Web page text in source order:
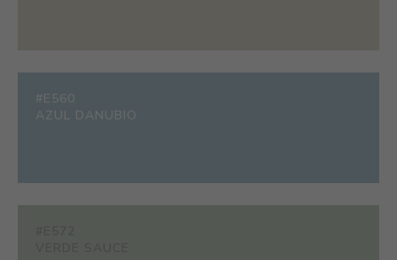
#E560
AZUL DANUBIO